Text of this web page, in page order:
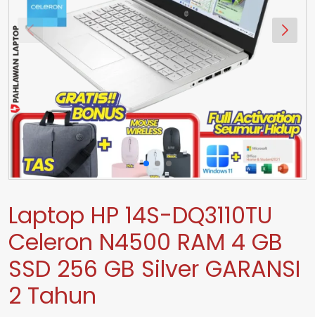
Laptop HP 14S-DQ3110TU
Celeron N4500 RAM 4 GB
SSD 256 GB Silver GARANSI
2 Tahun